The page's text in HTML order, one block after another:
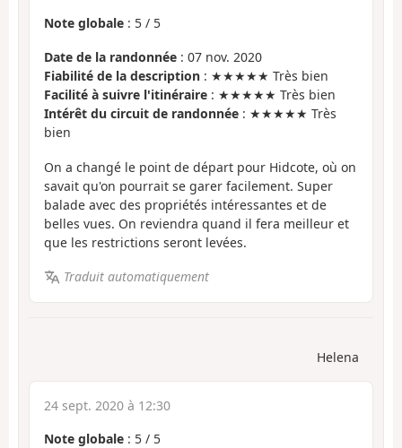
Note globale : 5 / 5
Date de la randonnée : 07 nov. 2020
Fiabilité de la description : ★★★★★ Très bien
Facilité à suivre l'itinéraire : ★★★★★ Très bien
Intérêt du circuit de randonnée : ★★★★★ Très
bien
On a changé le point de départ pour Hidcote, où on
savait qu'on pourrait se garer facilement. Super
balade avec des propriétés intéressantes et de
belles vues. On reviendra quand il fera meilleur et
que les restrictions seront levées.
Traduit automatiquement
Helena
24 sept. 2020 à 12:30
Note globale : 5 / 5